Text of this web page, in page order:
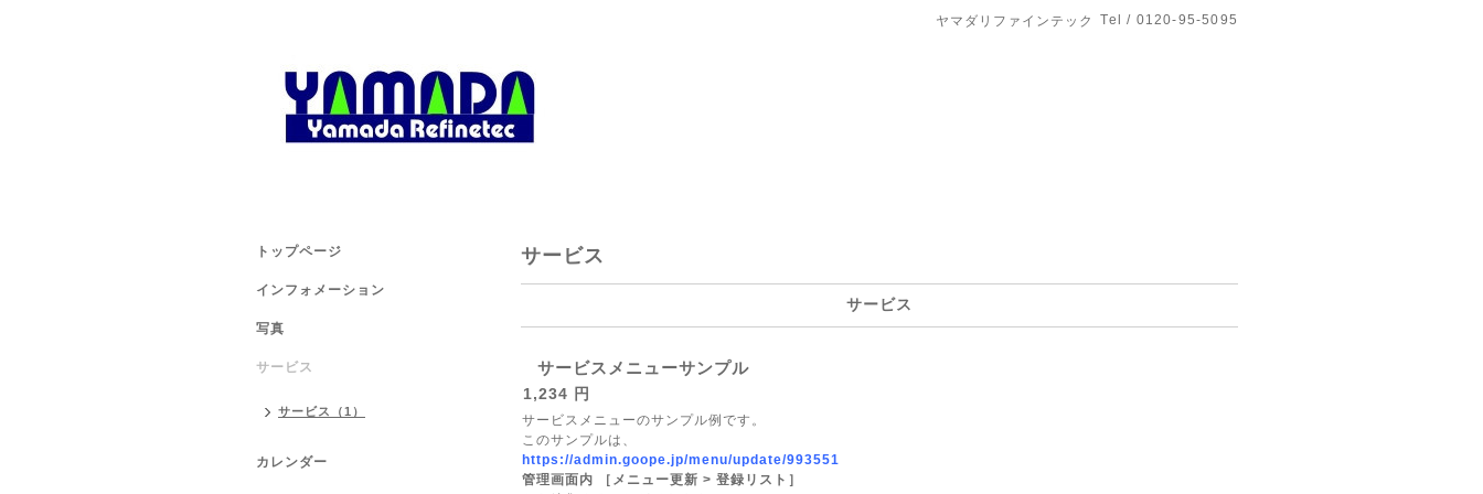
ヤマダリファインテック Tel / 0120-95-5095
サービス
サービス
サービスメニューサンプル
1,234 円
サービスメニューのサンプル例です。
このサンプルは、
https://admin.goope.jp/menu/update/993551
管理画面内 ［メニュー更新 > 登録リスト］
トップページ
インフォメーション
写真
サービス
サービス（1）
カレンダー